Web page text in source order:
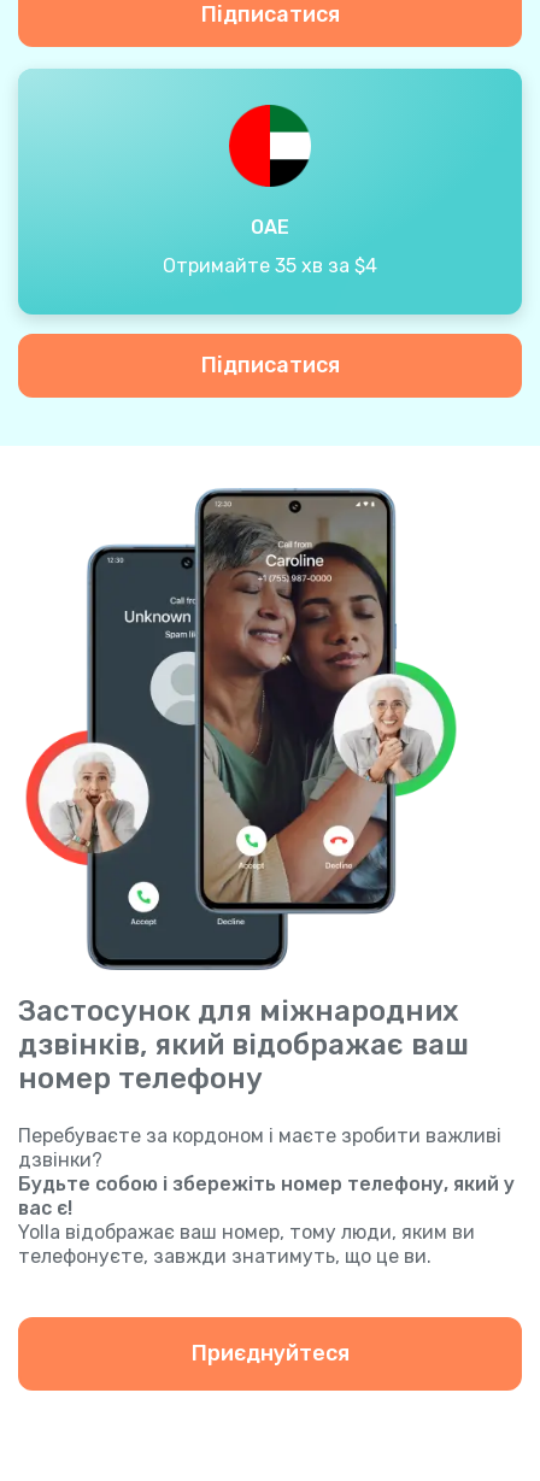
Підписатися
ОАЕ
Отримайте 35 хв за $4
Підписатися
Застосунок для міжнародних
дзвінків, який відображає ваш
номер телефону
Перебуваєте за кордоном і маєте зробити важливі
дзвінки?
Будьте собою і збережіть номер телефону, який у
вас є!
Yolla відображає ваш номер, тому люди, яким ви
телефонуєте, завжди знатимуть, що це ви.
Приєднуйтеся